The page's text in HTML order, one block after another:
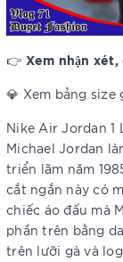
👉 Xem nhận
💎 Xem bảng size
Nike Air Jordan 1
Michael Jordan
triển lãm năm
cắt ngắn này có
chiếc áo đấu mà
phần trên bằng
trên lưỡi gà và